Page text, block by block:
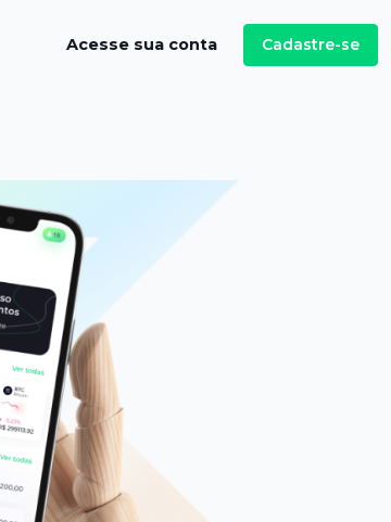
Acesse sua conta Cadastre-se